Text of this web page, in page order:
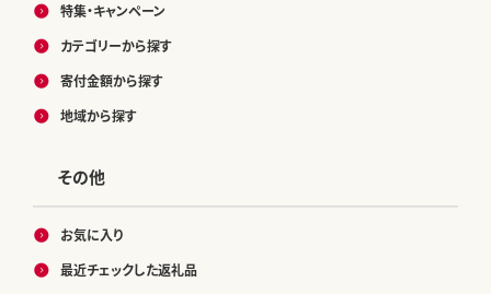
特集・キャンペーン
カテゴリーから探す
寄付金額から探す
地域から探す
その他
お気に入り
最近チェックした返礼品